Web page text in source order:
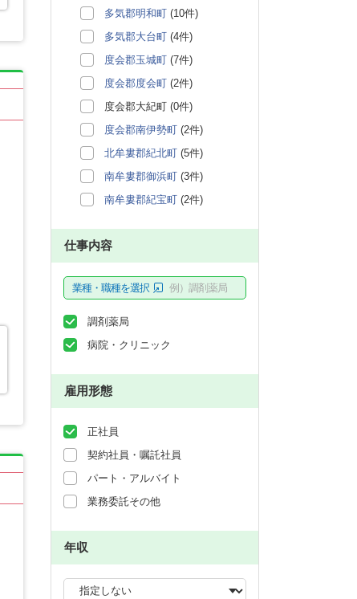
多気郡明和町 (10件)
多気郡大台町 (4件)
度会郡玉城町 (7件)
度会郡度会町 (2件)
度会郡大紀町 (0件)
度会郡南伊勢町 (2件)
北牟婁郡紀北町 (5件)
南牟婁郡御浜町 (3件)
南牟婁郡紀宝町 (2件)
仕事内容
業種・職種を選択 例）調剤薬局
調剤薬局
病院・クリニック
雇用形態
正社員
契約社員・嘱託社員
パート・アルバイト
業務委託その他
年収